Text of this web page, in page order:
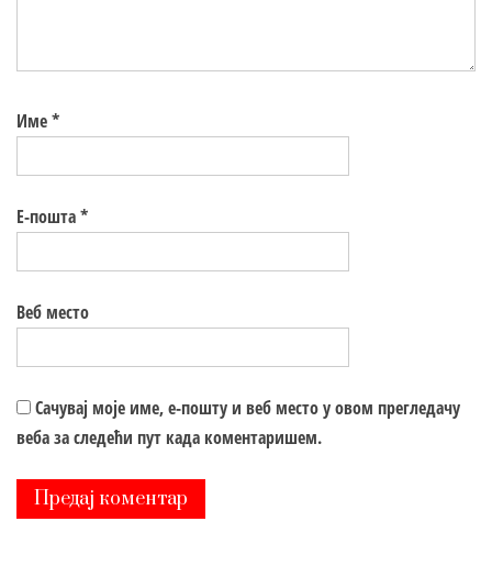
Име*
Е-пошта*
Веб место
Сачувај моје име, е-пошту и веб место у овом прегледачу
веба за следећи пут када коментаришем.